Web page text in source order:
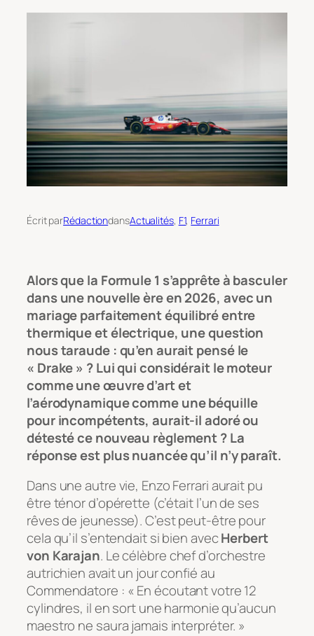
Écrit parRédactiondansActualités, F1, Ferrari
Alors que la Formule 1 s’apprête à basculer
dans une nouvelle ère en 2026, avec un
mariage parfaitement équilibré entre
thermique et électrique, une question
nous taraude : qu’en aurait pensé le
« Drake » ? Lui qui considérait le moteur
comme une œuvre d’art et
l’aérodynamique comme une béquille
pour incompétents, aurait-il adoré ou
détesté ce nouveau règlement ? La
réponse est plus nuancée qu’il n’y paraît.
Dans une autre vie, Enzo Ferrari aurait pu
être ténor d’opérette (c’était l’un de ses
rêves de jeunesse). C’est peut-être pour
cela qu’il s’entendait si bien avecHerbert
von Karajan. Le célèbre chef d’orchestre
autrichien avait un jour confié au
Commendatore : « En écoutant votre 12
cylindres, il en sort une harmonie qu’aucun
maestro ne saura jamais interpréter. »